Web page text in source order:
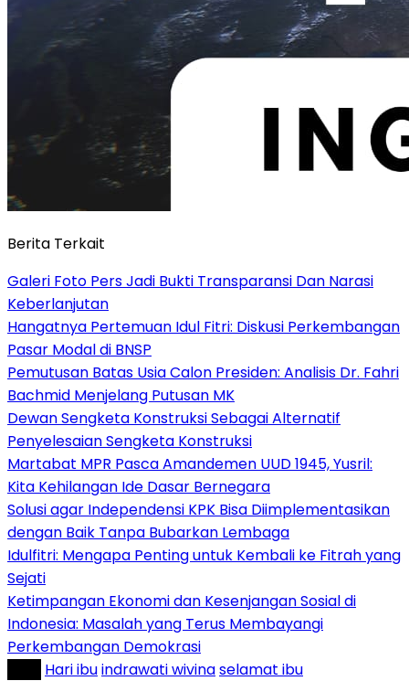
Berita Terkait
Galeri Foto Pers Jadi Bukti Transparansi Dan Narasi
Keberlanjutan
Hangatnya Pertemuan Idul Fitri: Diskusi Perkembangan
Pasar Modal di BNSP
Pemutusan Batas Usia Calon Presiden: Analisis Dr. Fahri
Bachmid Menjelang Putusan MK
Dewan Sengketa Konstruksi Sebagai Alternatif
Penyelesaian Sengketa Konstruksi
Martabat MPR Pasca Amandemen UUD 1945, Yusril:
Kita Kehilangan Ide Dasar Bernegara
Solusi agar Independensi KPK Bisa Diimplementasikan
dengan Baik Tanpa Bubarkan Lembaga
Idulfitri: Mengapa Penting untuk Kembali ke Fitrah yang
Sejati
Ketimpangan Ekonomi dan Kesenjangan Sosial di
Indonesia: Masalah yang Terus Membayangi
Perkembangan Demokrasi
Hari ibuindrawati wivinaselamat ibu